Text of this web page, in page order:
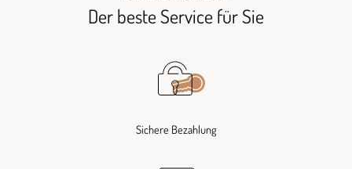
Der beste Service für Sie
Sichere Bezahlung